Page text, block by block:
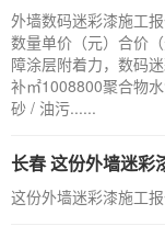
外墙数码迷彩漆施工
数量单价（元）合价
障涂层附着力，数码
补㎡1008800聚合物
砂 / 油污......
长春 这份外墙迷彩漆
这份外墙迷彩漆施工